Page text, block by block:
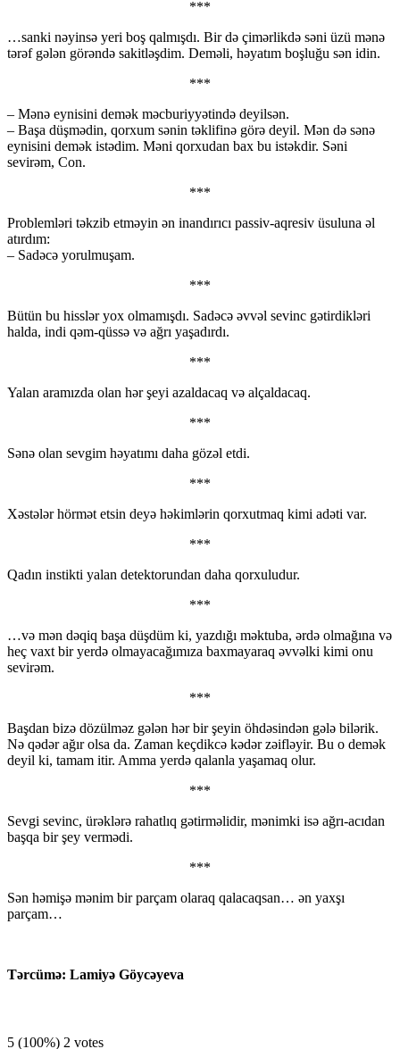
***
…sanki nəyinsə yeri boş qalmışdı. Bir də çimərlikdə səni üzü mənə
tərəf gələn görəndə sakitləşdim. Deməli, həyatım boşluğu sən idin.
***
– Mənə eynisini demək məcburiyyətində deyilsən.
– Başa düşmədin, qorxum sənin təklifinə görə deyil. Mən də sənə
eynisini demək istədim. Məni qorxudan bax bu istəkdir. Səni
sevirəm, Con.
***
Problemləri təkzib etməyin ən inandırıcı passiv-aqresiv üsuluna əl
atırdım:
– Sadəcə yorulmuşam.
***
Bütün bu hisslər yox olmamışdı. Sadəcə əvvəl sevinc gətirdikləri
halda, indi qəm-qüssə və ağrı yaşadırdı.
***
Yalan aramızda olan hər şeyi azaldacaq və alçaldacaq.
***
Sənə olan sevgim həyatımı daha gözəl etdi.
***
Xəstələr hörmət etsin deyə həkimlərin qorxutmaq kimi adəti var.
***
Qadın instikti yalan detektorundan daha qorxuludur.
***
…və mən dəqiq başa düşdüm ki, yazdığı məktuba, ərdə olmağına və
heç vaxt bir yerdə olmayacağımıza baxmayaraq əvvəlki kimi onu
sevirəm.
***
Başdan bizə dözülməz gələn hər bir şeyin öhdəsindən gələ bilərik.
Nə qədər ağır olsa da. Zaman keçdikcə kədər zəifləyir. Bu o demək
deyil ki, tamam itir. Amma yerdə qalanla yaşamaq olur.
***
Sevgi sevinc, ürəklərə rahatlıq gətirməlidir, mənimki isə ağrı-acıdan
başqa bir şey vermədi.
***
Sən həmişə mənim bir parçam olaraq qalacaqsan… ən yaxşı
parçam…
Tərcümə: Lamiyə Göycəyeva
5 (100%) 2 votes